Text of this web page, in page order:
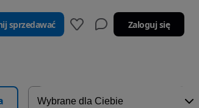
sprzedawać Zaloguj się